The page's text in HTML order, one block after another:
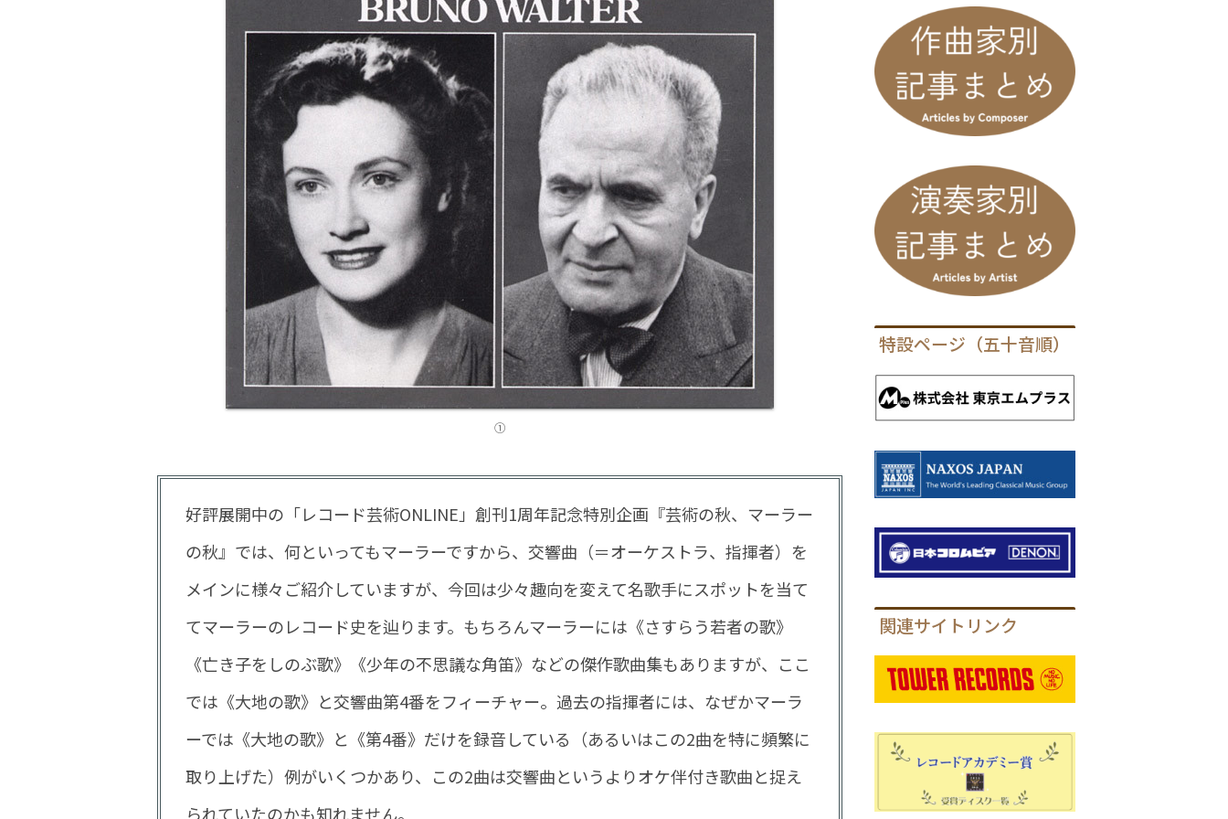
①
好評展開中の「レコード芸術ONLINE」創刊1周年記念特別企画『芸術の秋、マーラー
の秋』では、何といってもマーラーですから、交響曲（＝オーケストラ、指揮者）を
メインに様々ご紹介していますが、今回は少々趣向を変えて名歌手にスポットを当て
てマーラーのレコード史を辿ります。もちろんマーラーには《さすらう若者の歌》
《亡き子をしのぶ歌》《少年の不思議な角笛》などの傑作歌曲集もありますが、ここ
では《大地の歌》と交響曲第4番をフィーチャー。過去の指揮者には、なぜかマーラ
ーでは《大地の歌》と《第4番》だけを録音している（あるいはこの2曲を特に頻繁に
取り上げた）例がいくつかあり、この2曲は交響曲というよりオケ伴付き歌曲と捉え
られていたのかも知れません。
特設ページ（五十音順）
関連サイトリンク